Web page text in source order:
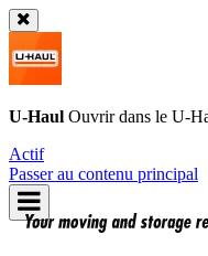
U-Haul Ouvrir dans le U-
Actif
Passer au contenu principal